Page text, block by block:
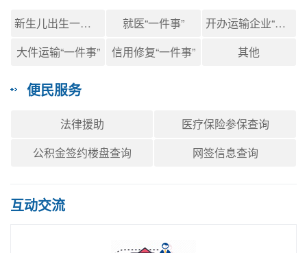
设立变更 准营准办 资质认证
年检年审 人力资源
新生儿出生一件事 就医“一件事”
开办运输企业“一件事”
大件运输“一件事”
信用修复“一件事” 其他
便民服务
法律援助
医疗保险参保查询
公积金签约楼盘查询
网签信息查询
互动交流